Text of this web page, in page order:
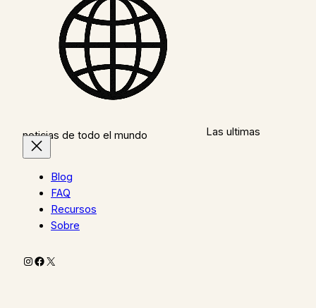
Las ultimas
noticias de todo el mundo
Blog
FAQ
Recursos
Sobre
Instagram
Facebook
X